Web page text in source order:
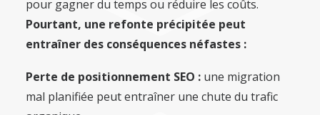
pour gagner du temps ou réduire les coûts.
Pourtant, une refonte précipitée peut
entraîner des conséquences néfastes :
Perte de positionnement SEO : une migration
mal planifiée peut entraîner une chute du trafic